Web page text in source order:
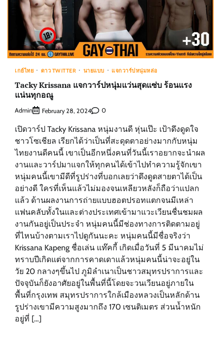
เกย์ไทย ดาว TWITTER นายแบบ แจกวาร์ปหนุ่มหล่อ
Tacky Krissana แจกวาร์ปหนุ่มแว่นสุดแซ่บ ร้อนแรง
แน่นทุกอณู
Admin February 28, 2024 0
เปิดวาร์ป Tacky Krissana หนุ่มงานดี หุ่นเป๊ะ เป้าดึงดูดใจ
ชาวโซเชียล เรียกได้ว่าเป็นที่สะดุดตาอย่างมากกับหนุ่ม
ไทยงานดีคนนี้ เขาเป็นอีกหนึ่งคนที่วันนี้เราอยากจะนำผล
งานและวาร์ปมาแจกให้ทุกคนได้เข้าไปทำความรู้จักเขา
หนุ่มคนนี้เขามีดีที่รูปร่างที่บอกเลยว่าดึงดูดสายตาได้เป็น
อย่างดี ใครที่เห็นแล้วไม่มองจนเหลียวหลังก็ถือว่าแปลก
แล้ว ด้านผลงานการถ่ายแบบฮอตปรอทแตกจนมีเหล่า
แฟนคลับทั้งในและต่างประเทศเข้ามาแวะเวียนชื่นชมผล
งานกันอยู่เป็นประจำ หนุ่มคนนี้มีช่องทางการติดตามอยู่
ที่ไหนบ้างตามเราไปดูกันนะคะ หนุ่มคนนี้มีชื่อจริงว่า
Krissana Kapeng ชื่อเล่น แท๊คกี้ เกิดเมื่อวันที่ 5 มีนาคมไม่
ทราบปีเกิดแต่จากการคาดเดาแล้วหนุ่มคนนี้น่าจะอยู่ใน
วัย 20 กลางๆขึ้นไป ภูมิลำเนาเป็นชาวสมุทรปราการและ
ปัจจุบันก็ยังอาศัยอยู่ในพื้นที่นี้โดยจะวนเวียนอยู่ภายใน
พื้นที่กรุงเทพ สมุทรปราการใกล้เมืองหลวงเป็นหลักด้าน
รูปร่างเขามีความสูงมากถึง 170 เซนติเมตร ส่วนน้ำหนัก
อยู่ที่ […]